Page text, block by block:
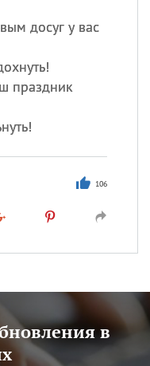
досуг у вас
праздник
106
в